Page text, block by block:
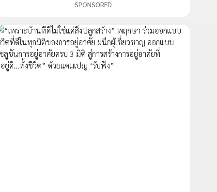
SPONSORED